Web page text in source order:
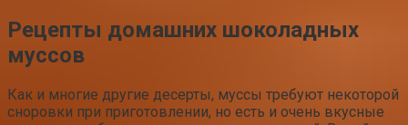
Рецепты домашних шоколадных
муссов
Как и многие другие десерты, муссы требуют некоторой
сноровки при приготовлении, но есть и очень вкусные